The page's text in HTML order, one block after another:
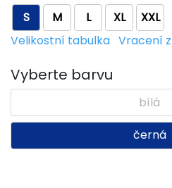
S M L XL
XXL
Velikostní tabulka Vracení
Vyberte barvu
bílá
černá